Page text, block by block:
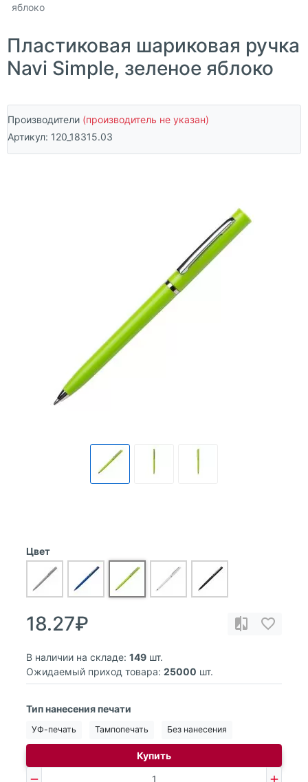
яблоко
Пластиковая шариковая ручка
Navi Simple, зеленое яблоко
Производители (производитель не указан)
Артикул: 120_18315.03
Цвет
18.27₽
В наличии на складе: 149 шт.
Ожидаемый приход товара: 25000 шт.
Тип нанесения печати
УФ-печать Тампопечать Без нанесения
Купить